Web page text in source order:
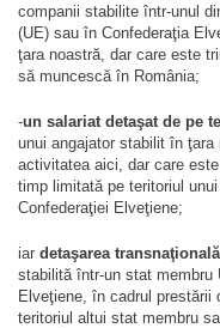
companii stabilite într-unul
(UE) sau în Confederaţia
ţara noastră, dar care este
să muncescă în România;
-un salariat detaşat de pe
unui angajator stabilit în
activitatea aici, dar care
timp limitată pe teritoriul
Confederaţiei Elveţiene;
iar detaşarea transnaţională
stabilită într-un stat membru
Elveţiene, în cadrul prestării
teritoriul altui stat membru